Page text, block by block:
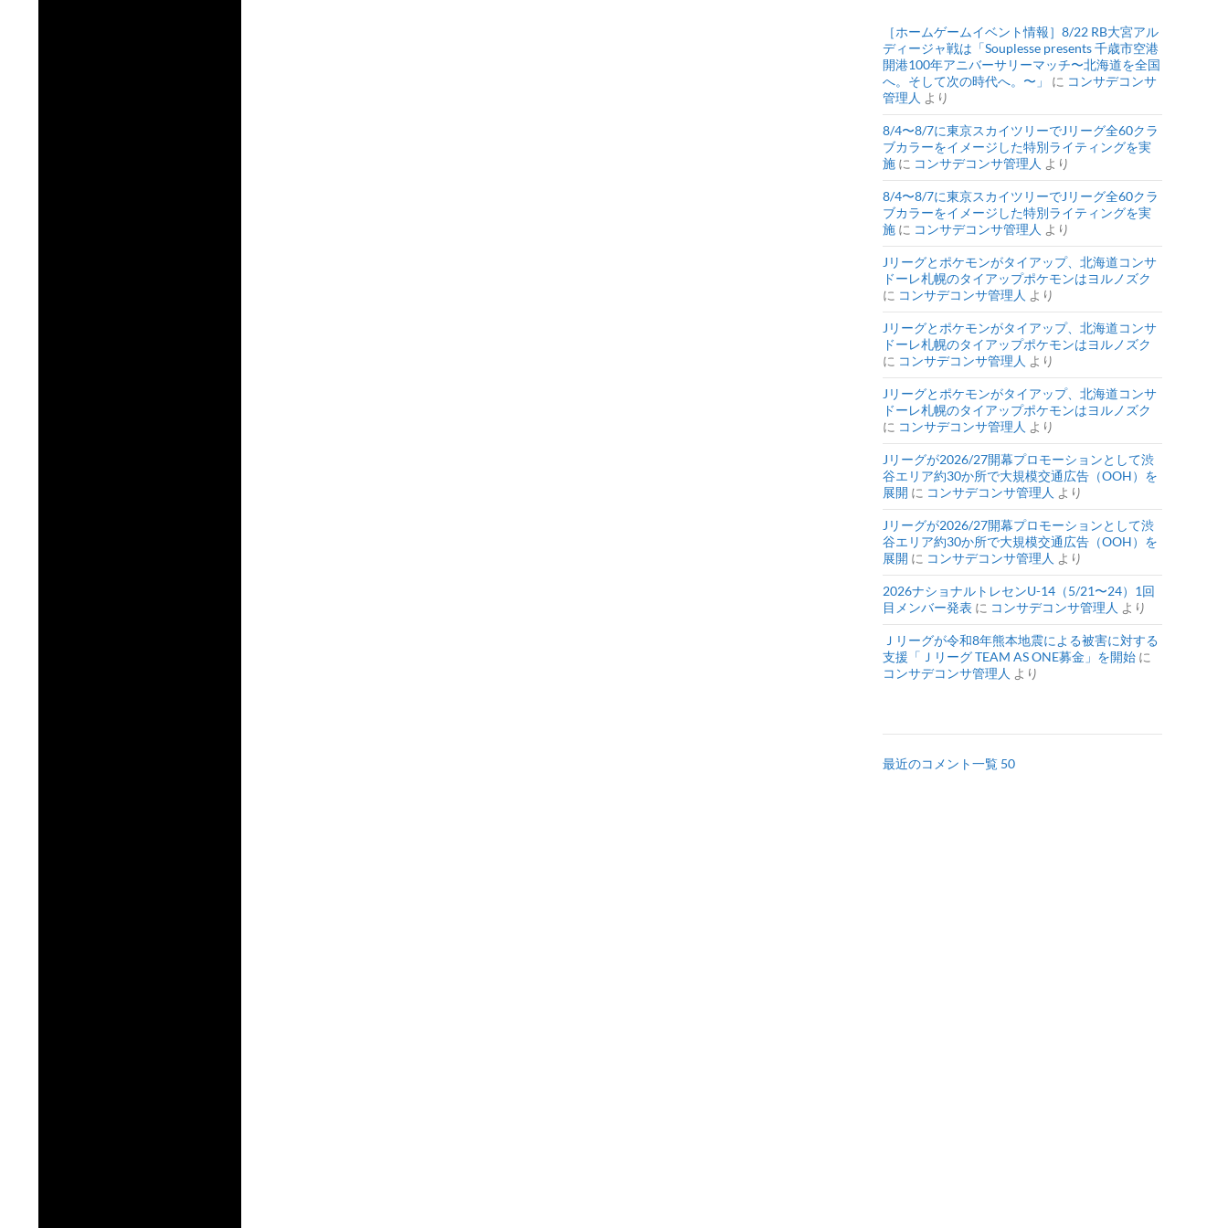
［ホームゲームイベント情報］8/22 RB大宮アル
ディージャ戦は「Souplesse presents 千歳市空港
開港100年アニバーサリーマッチ〜北海道を全国
へ。そして次の時代へ。〜」
に コンサデコンサ
管理人 より
8/4〜8/7に東京スカイツリーでJリーグ全60クラ
ブカラーをイメージした特別ライティングを実
施 に コンサデコンサ管理人 より
8/4〜8/7に東京スカイツリーでJリーグ全60クラ
ブカラーをイメージした特別ライティングを実
施 に コンサデコンサ管理人 より
Jリーグとポケモンがタイアップ、北海道コンサ
ドーレ札幌のタイアップポケモンはヨルノズク
に コンサデコンサ管理人 より
Jリーグとポケモンがタイアップ、北海道コンサ
ドーレ札幌のタイアップポケモンはヨルノズク
に コンサデコンサ管理人 より
Jリーグとポケモンがタイアップ、北海道コンサ
ドーレ札幌のタイアップポケモンはヨルノズク
に コンサデコンサ管理人 より
Jリーグが2026/27開幕プロモーションとして渋
谷エリア約30か所で大規模交通広告（OOH）を
展開 に コンサデコンサ管理人 より
Jリーグが2026/27開幕プロモーションとして渋
谷エリア約30か所で大規模交通広告（OOH）を
展開 に コンサデコンサ管理人 より
2026ナショナルトレセンU-14（5/21〜24）1回
目メンバー発表 に コンサデコンサ管理人 より
Ｊリーグが令和8年熊本地震による被害に対する
支援「Ｊリーグ TEAM AS ONE募金」を開始 に
コンサデコンサ管理人 より
最近のコメント一覧 50